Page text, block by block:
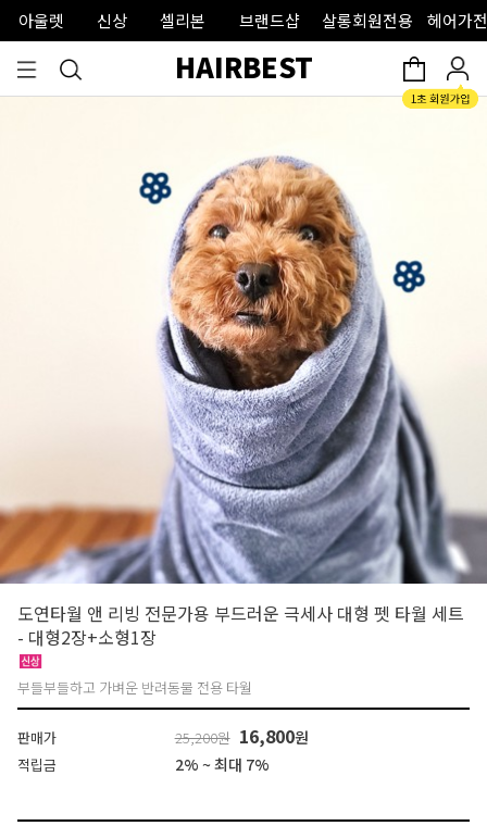
아울렛 신상 셀리본 브랜드샵 살롱회원전용 헤어가
HAIRBEST
도연타월 앤 리빙 전문가용 부드러운 극세사 대형 펫 타월 세트
- 대형2장+소형1장
부들부들하고 가벼운 반려동물 전용 타월
판매가 25,200원 16,800원
적립금 2% ~ 최대 7%